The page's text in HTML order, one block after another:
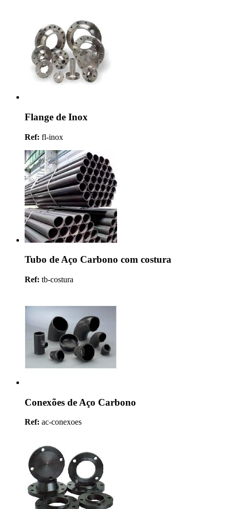
Flange de Inox
Ref: fl-inox
Tubo de Aço Carbono com costura
Ref: tb-costura
Conexões de Aço Carbono
Ref: ac-conexoes